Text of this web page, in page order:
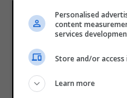
Personalised
content
services
Store and/or
Learn more